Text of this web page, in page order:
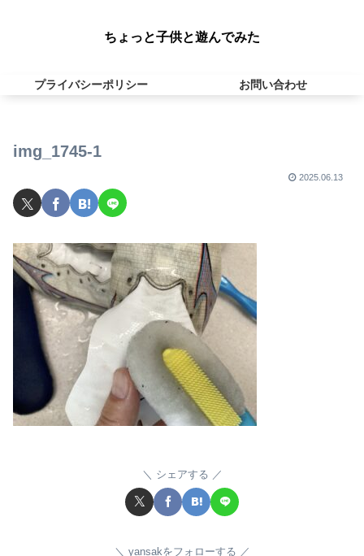
ちょっと子供と遊んでみた
プライバシーポリシー お問い合わせ
img_1745-1
2025.06.13
シェアする
yansakをフォローする